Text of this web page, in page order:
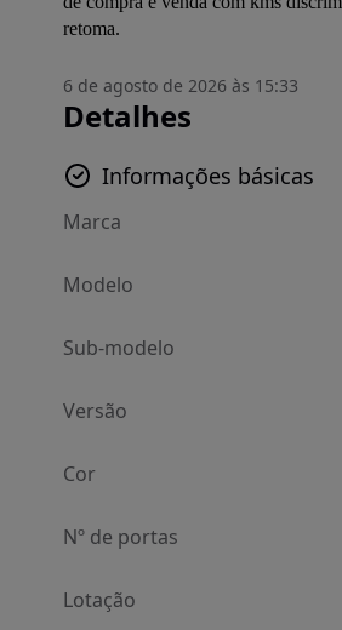
retoma.
6 de agosto de 2026 às 15:33
Detalhes
Informações básicas
Marca
Modelo
Sub-modelo
Versão
Cor
Nº de portas
Lotação